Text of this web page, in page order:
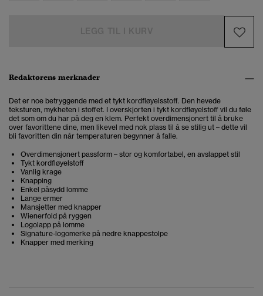
Redaktørens merknader
Det er noe betryggende med et tykt kordfløyelsstoff. Den hevede
teksturen, mykheten i stoffet. I overskjorten i tykt kordfløyelstoff vil du føle
det som om du har på deg en klem. Perfekt overdimensjonert til å bruke
over favorittene dine, men likevel med nok plass til å se stilig ut – dette vil
bli favoritten din når temperaturen begynner å falle.
Overdimensjonert passform – stor og komfortabel, en avslappet stil
Tykt kordfløyelstoff
Vanlig krage
Knapping
Enkel påsydd lomme
Lange ermer
Mansjetter med knapper
Wienerfold på ryggen
Logolapp på lomme
Signature-logomerke på nedre knappestolpe
Knapper med merking